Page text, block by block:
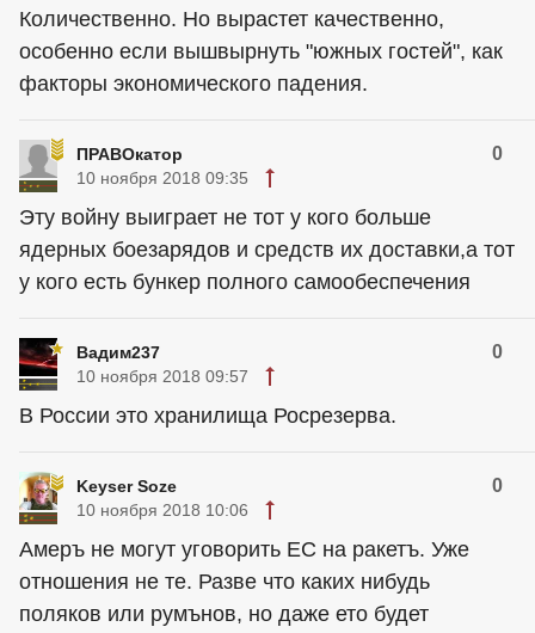
Количественно. Но вырастет качественно,
особенно если вышвырнуть "южных гостей", как
факторы экономического падения.
ПРАВОкатор 0
10 ноября 2018 09:35
Эту войну выиграет не тот у кого больше
ядерных боезарядов и средств их доставки,а тот
у кого есть бункер полного самообеспечения
Вадим237 0
10 ноября 2018 09:57
В России это хранилища Росрезерва.
Keyser Soze 0
10 ноября 2018 10:06
Амеръ не могут уговорить ЕС на ракетъ. Уже
отношения не те. Разве что каких нибудь
поляков или румънов, но даже ето будет